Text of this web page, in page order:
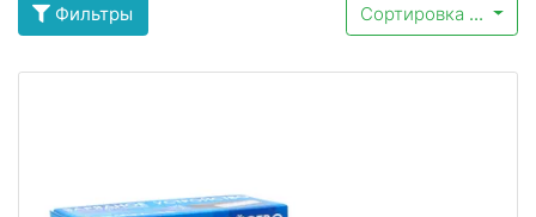
Фильтры Сортировка ...